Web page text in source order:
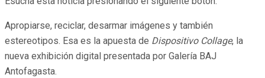
Apropiarse, reciclar, desarmar imágenes y también
estereotipos. Esa es la apuesta de Dispositivo Collage, la
nueva exhibición digital presentada por Galería BAJ
Antofagasta.